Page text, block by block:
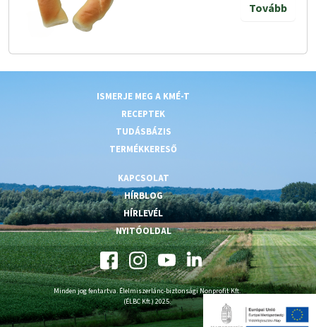
Tovább
ISMERJE MEG A KMÉ-T
RECEPTEK
TUDÁSBÁZIS
TERMÉKKERESŐ
KAPCSOLAT
HÍRBLOG
HÍRLEVÉL
NYITÓOLDAL
Minden jog fentartva. Élelmiszerlánc-biztonsági Nonprofit Kft.
(ÉLBC Kft.) 2025.